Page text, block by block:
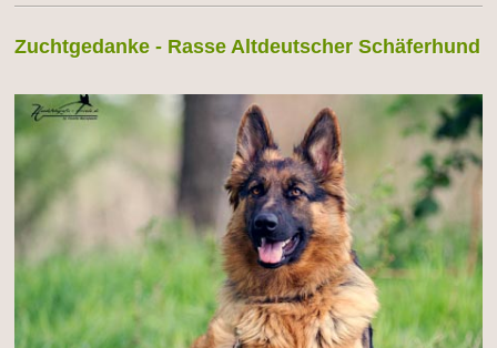
Zuchtgedanke - Rasse Altdeutscher Schäferhund